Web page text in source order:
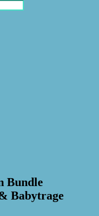
Bundle
Babytrage